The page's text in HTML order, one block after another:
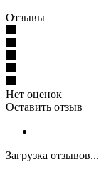
Отзывы
Нет оценок
Оставить отзыв
Загрузка отзывов...